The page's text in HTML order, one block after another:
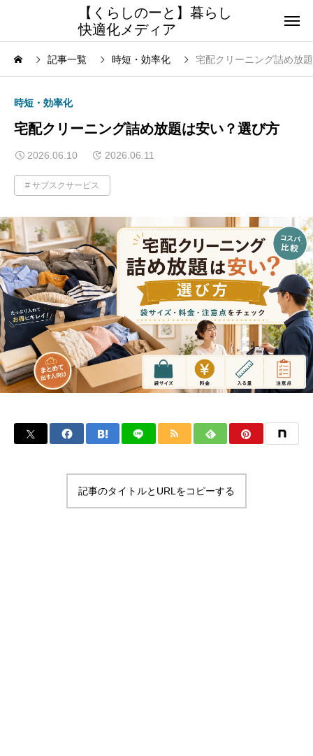
【くらしのーと】暮らし
快適化メディア
記事一覧 時短・効率化 宅配クリーニング詰め放
時短・効率化
宅配クリーニング詰め放題は安い？選び方
2026.06.10 2026.06.11
サブスクサービス
記事のタイトルとURLをコピーする